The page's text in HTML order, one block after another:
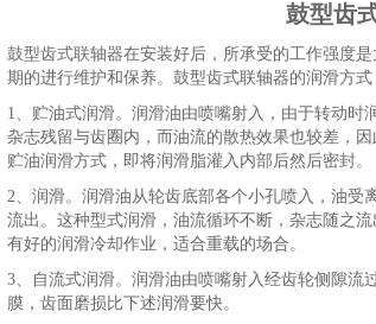
鼓型齿
鼓型齿式联轴器在安装好后，所承受的工作强度
期的进行维护和保养。鼓型齿式联轴器的润滑方式
1、贮油式润滑。润滑油由喷嘴射入，由于转动
杂志残留与齿圈内，而油流的散热效果也较差，
贮油润滑方式，即将润滑脂灌入内部后然后密封。
2、润滑。润滑油从轮齿底部各个小孔喷入，油受
流出。这种型式润滑，油流循环不断，杂志随之
有好的润滑冷却作业，适合重载的场合。
3、自流式润滑。润滑油由喷嘴射入经齿轮侧隙流
膜，齿面磨损比下述润滑要快。